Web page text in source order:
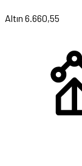
Altın 6.660,55